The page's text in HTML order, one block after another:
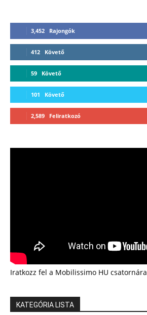
3,452 Rajongók
412 Követő
59 Követő
101 Követő
2,589 Feliratkozó
Iratkozz fel a Mobilissimo HU csatornára
KATEGÓRIA LISTA